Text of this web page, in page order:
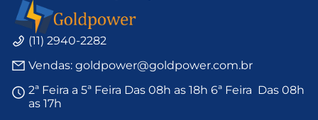
(11) 2940-2282
Vendas: goldpower@goldpower.com.br
2ª Feira a 5ª Feira Das 08h as 18h 6ª Feira Das 08h
as 17h